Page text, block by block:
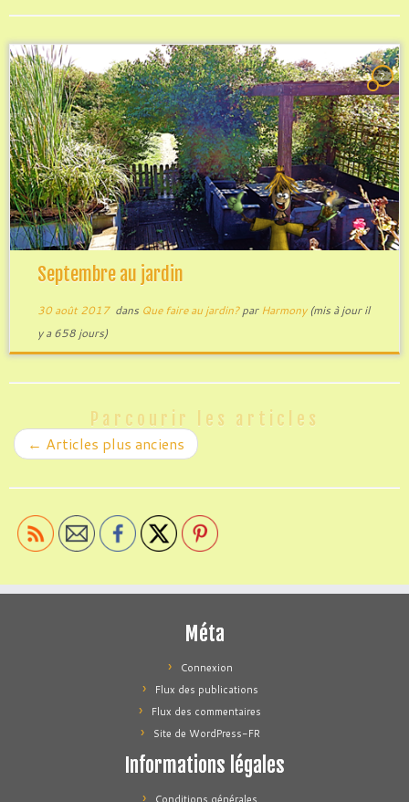
2
Septembre au jardin
30 août 2017dans Que faire au jardin?parHarmony(mis à jour il
y a 658 jours)
Parcourir les articles
← Articles plus anciens
Méta
Connexion
Flux des publications
Flux des commentaires
Site de WordPress-FR
Informations légales